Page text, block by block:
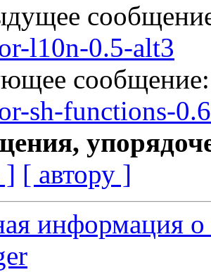
l10n-0.5-alt3
sh-functions-
] [ автору ]
информация о